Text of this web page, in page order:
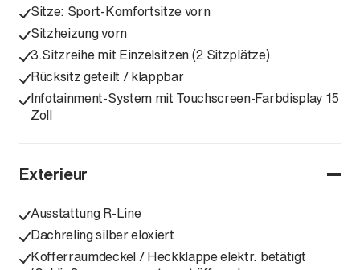
Sitze: Sport-Komfortsitze vorn
Sitzheizung vorn
3.Sitzreihe mit Einzelsitzen (2 Sitzplätze)
Rücksitz geteilt / klappbar
Infotainment-System mit Touchscreen-Farbdisplay 15
Zoll
Exterieur
Ausstattung R-Line
Dachreling silber eloxiert
Kofferraumdeckel / Heckklappe elektr. betätigt